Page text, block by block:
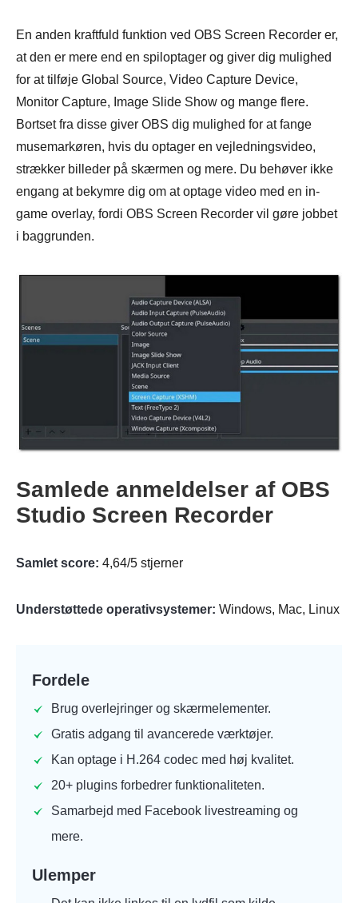
En anden kraftfuld funktion ved OBS Screen Recorder er,
at den er mere end en spiloptager og giver dig mulighed
for at tilføje Global Source, Video Capture Device,
Monitor Capture, Image Slide Show og mange flere.
Bortset fra disse giver OBS dig mulighed for at fange
musemarkøren, hvis du optager en vejledningsvideo,
strækker billeder på skærmen og mere. Du behøver ikke
engang at bekymre dig om at optage video med en in-
game overlay, fordi OBS Screen Recorder vil gøre jobbet
i baggrunden.
Samlede anmeldelser af OBS
Studio Screen Recorder
Samlet score: 4,64/5 stjerner
Understøttede operativsystemer: Windows, Mac, Linux
Fordele
Brug overlejringer og skærmelementer.
Gratis adgang til avancerede værktøjer.
Kan optage i H.264 codec med høj kvalitet.
20+ plugins forbedrer funktionaliteten.
Samarbejd med Facebook livestreaming og
mere.
Ulemper